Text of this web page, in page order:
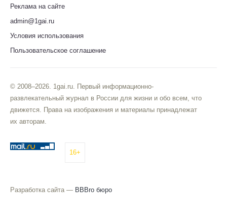
Реклама на сайте
admin@1gai.ru
Условия использования
Пользовательское соглашение
© 2008–2026. 1gai.ru. Первый информационно-
развлекательный журнал в России для жизни и обо всем, что
движется. Права на изображения и материалы принадлежат
их авторам.
16+
Разработка сайта — BBBro бюро